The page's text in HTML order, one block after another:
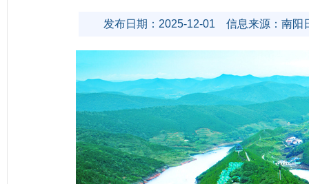
发布日期：2025-12-01 信息来源：南阳